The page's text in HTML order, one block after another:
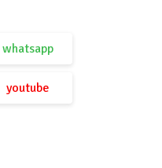
whatsapp
youtube